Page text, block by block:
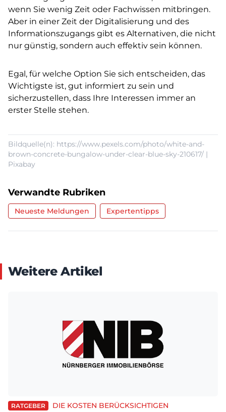
wenn Sie wenig Zeit oder Fachwissen mitbringen.
Aber in einer Zeit der Digitalisierung und des
Informationszugangs gibt es Alternativen, die nicht
nur günstig, sondern auch effektiv sein können.
Egal, für welche Option Sie sich entscheiden, das
Wichtigste ist, gut informiert zu sein und
sicherzustellen, dass Ihre Interessen immer an
erster Stelle stehen.
Bildquelle(n): https://www.pexels.com/photo/white-and-
brown-concrete-bungalow-under-clear-blue-sky-210617/ |
Pixabay
Verwandte Rubriken
Neueste Meldungen Expertentipps
Weitere Artikel
RATGEBER DIE KOSTEN BERÜCKSICHTIGEN